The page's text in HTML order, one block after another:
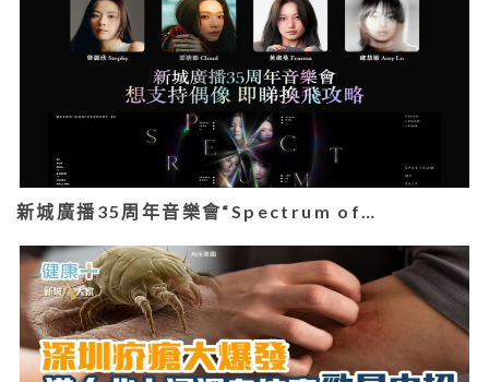
新城廣播35周年音樂會“Spectrum of…